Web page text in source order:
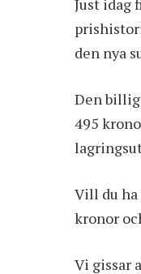
Just idag
den nya
Den
495
Vill du ha
kronor
Vi gissar